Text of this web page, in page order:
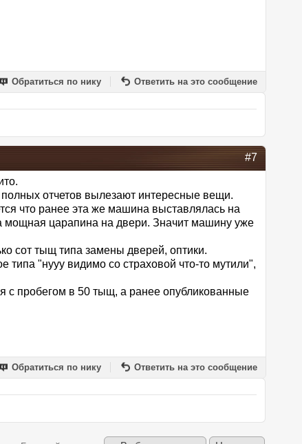
Обратиться по нику Ответить на это сообщение
#7
отчетов вылезают интересные вещи.
что ранее эта же машина выставлялась на
мощная царапина на двери. Значит машину уже
сот тыщ типа замены дверей, оптики.
типа "нууу видимо со страховой что-то мутили",
с пробегом в 50 тыщ, а ранее опубликованные
Обратиться по нику Ответить на это сообщение